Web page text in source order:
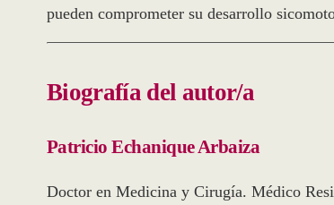
pueden comprometer su desarrollo
Biografía del autor/a
Patricio Echanique Arbaiza
Doctor en Medicina y Cirugía. Médico